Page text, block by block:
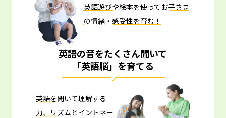
英語遊びや絵本を使ってお子さま
の情緒・感受性を育む！
英語の音をたくさん聞いて
「英語脳」を育てる
英語を聞いて理解する
力、リズムとイントネー